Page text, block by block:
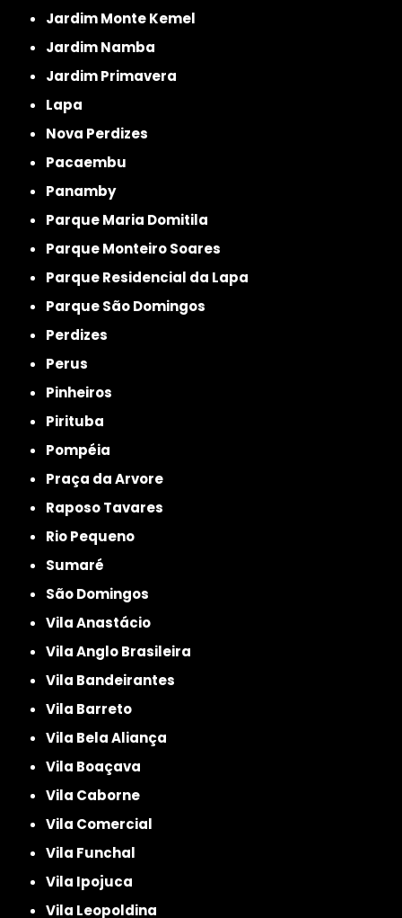
Jardim Monte Kemel
Jardim Namba
Jardim Primavera
Lapa
Nova Perdizes
Pacaembu
Panamby
Parque Maria Domitila
Parque Monteiro Soares
Parque Residencial da Lapa
Parque São Domingos
Perdizes
Perus
Pinheiros
Pirituba
Pompéia
Praça da Arvore
Raposo Tavares
Rio Pequeno
Sumaré
São Domingos
Vila Anastácio
Vila Anglo Brasileira
Vila Bandeirantes
Vila Barreto
Vila Bela Aliança
Vila Boaçava
Vila Caborne
Vila Comercial
Vila Funchal
Vila Ipojuca
Vila Leopoldina